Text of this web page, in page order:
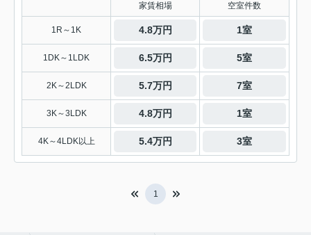
家賃相場 空室件数
1R～1K 4.8万円 1室
1DK～1LDK 6.5万円 5室
2K～2LDK 5.7万円 7室
3K～3LDK 4.8万円 1室
4K～4LDK以上 5.4万円 3室
1